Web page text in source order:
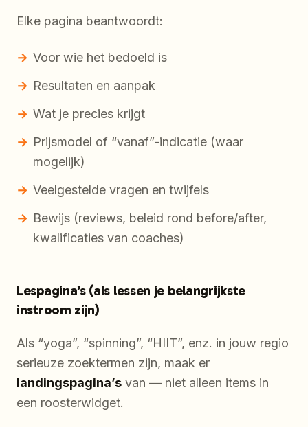
Elke pagina beantwoordt:
Voor wie het bedoeld is
Resultaten en aanpak
Wat je precies krijgt
Prijsmodel of “vanaf”-indicatie (waar
mogelijk)
Veelgestelde vragen en twijfels
Bewijs (reviews, beleid rond before/after,
kwalificaties van coaches)
Lespagina’s (als lessen je belangrijkste
instroom zijn)
Als “yoga”, “spinning”, “HIIT”, enz. in jouw regio
serieuze zoektermen zijn, maak er
landingspagina’s van — niet alleen items in
een roosterwidget.